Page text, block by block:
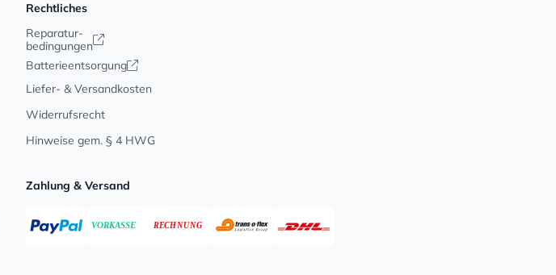
Rechtliches
Reparatur-
bedingungen
Batterieentsorgung
Liefer- & Versandkosten
Widerrufsrecht
Hinweise gem. § 4 HWG
Zahlung & Versand